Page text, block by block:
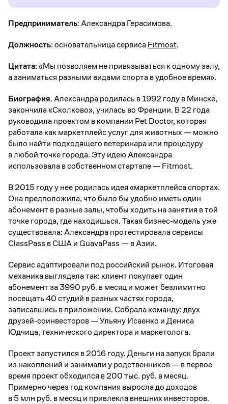
Предприниматель:Александра Герасимова.
Должность:основательница сервисаFitmost.
Цитата:«Мы позволяем не привязываться к одному залу,
а заниматься разными видами спорта в удобное время».
Биография.Александра родилась в 1992 году в Минске,
закончила «Сколково», училась во Франции. В 22 года
руководила проектом в компании Pet Doctor, которая
работала как маркетплейс услуг для животных — можно
было найти подходящего ветеринара или процедуру
в любой точке города. Эту идею Александра
использовала в собственном стартапе — Fitmost.
В 2015 году у нее родилась идея «маркетплейса спорта».
Она предположила, что было бы удобно иметь один
абонемент в разные залы, чтобы ходить на занятия в той
точке города, где находишься. Такая бизнес-модель уже
существовала: Александра протестировала сервисы
ClassPass в США и GuavaPass — в Азии.
Сервис адаптировали под российский рынок. Итоговая
механика выглядела так: клиент покупает один
абонемент за 3990 руб. в месяц и может безлимитно
посещать 40 студий в разных частях города,
записавшись в приложении. Собрала команду: двух
друзей-соинвесторов — Ульяну Исаенко и Дениса
Юдчица, технического директора и маркетолога.
Проект запустился в 2016 году. Деньги на запуск брали
из накоплений и занимали у родственников — в первое
время проект обходился в 200 тыс. руб. в месяц.
Примерно через год компания выросла до доходов
в 5 млн руб. в месяц и привлекла внешних инвесторов.